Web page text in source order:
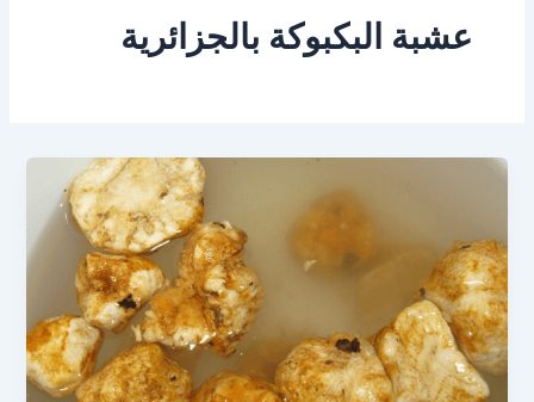
عشبة البكبوكة بالجزائرية